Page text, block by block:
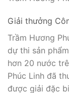
triển khai
Mời bạn tìm
Trầm Hương
Giải thưởng
Trầm Hương